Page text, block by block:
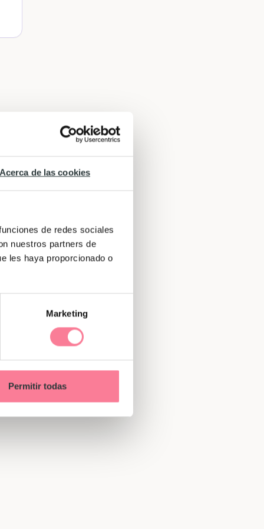
Acerca de las cookies
de redes sociales
nuestros partners de
les haya proporcionado o
Marketing
Permitir todas